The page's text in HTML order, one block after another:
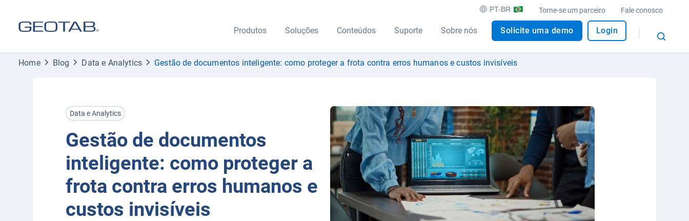
PT-BR Torne-se um parceiro Fale conosco
Produtos Soluções Conteúdos Suporte Sobre nós Solicite uma demo Login
Home Blog Data e Analytics Gestão de documentos inteligente: como proteger a frota contra erros humanos e custos invisíveis
Data e Analytics
Gestão de documentos
inteligente: como proteger a
frota contra erros humanos e
custos invisíveis